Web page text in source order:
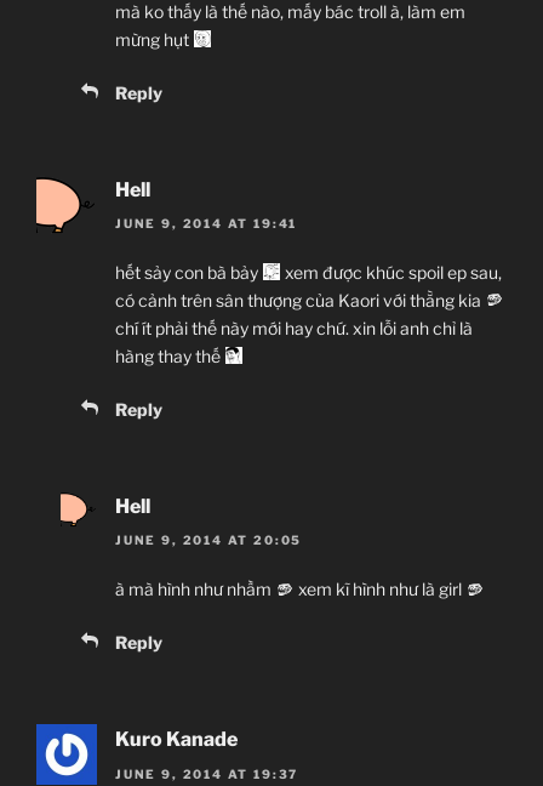
mà ko thấy là thế nào, mấy bác troll à, làm em
mừng hụt
Reply
Hell
JUNE 9, 2014 AT 19:41
hết sảy con bà bảy
xem được khúc spoil ep sau,
có cảnh trên sân thượng của Kaori với thằng kia
chí ít phải thế này mới hay chứ. xin lỗi anh chỉ là
hàng thay thế
Reply
Hell
JUNE 9, 2014 AT 20:05
à mà hình như nhầm xem kĩ hình như là girl
Reply
Kuro Kanade
JUNE 9, 2014 AT 19:37